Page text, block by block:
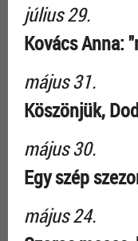
július 29.
Kovács Anna:
május 31.
Köszönjük,
május 30.
Egy szép
május 24.